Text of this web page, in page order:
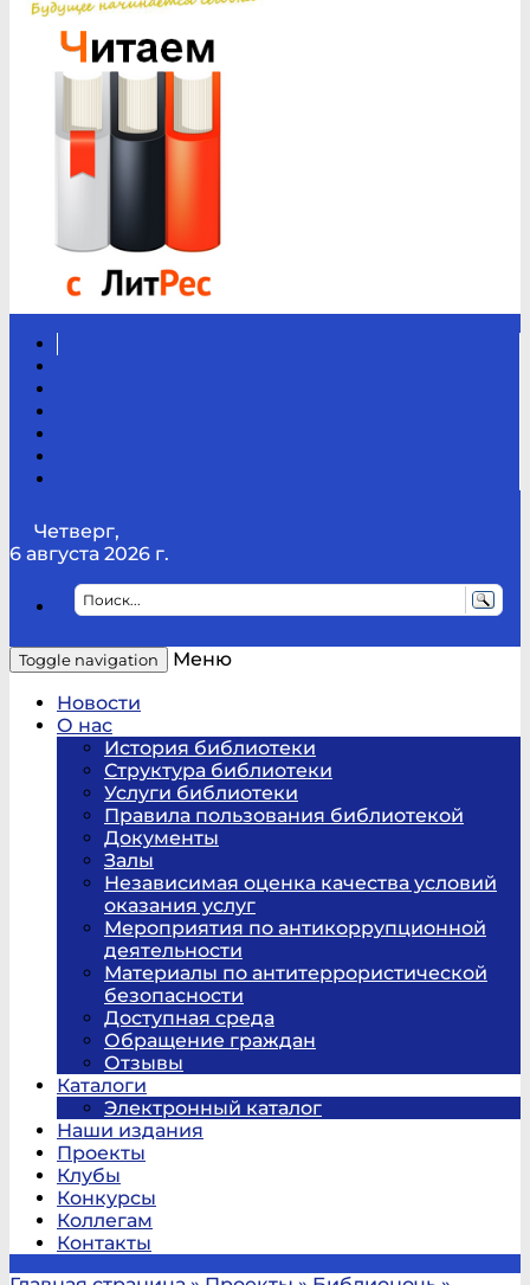
Четверг,
6 августа 2026 г.
Toggle navigation
Меню
Новости
О нас
История библиотеки
Структура библиотеки
Услуги библиотеки
Правила пользования библиотекой
Документы
Залы
Независимая оценка качества условий
оказания услуг
Мероприятия по антикоррупционной
деятельности
Материалы по антитеррористической
безопасности
Доступная среда
Обращение граждан
Отзывы
Каталоги
Электронный каталог
Наши издания
Проекты
Клубы
Конкурсы
Коллегам
Контакты